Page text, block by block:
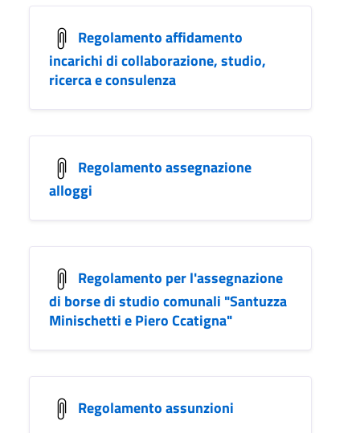
Regolamento affidamento
incarichi di collaborazione, studio,
ricerca e consulenza
Regolamento assegnazione
alloggi
Regolamento per l'assegnazione
di borse di studio comunali "Santuzza
Minischetti e Piero Ccatigna"
Regolamento assunzioni